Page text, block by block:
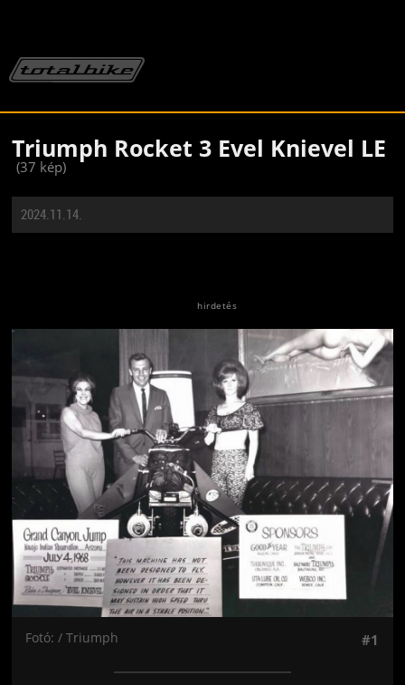
Triumph Rocket 3 Evel Knievel LE
(37 kép)
2024.11.14.
Jön még kép!
Fotó: / Triumph #1